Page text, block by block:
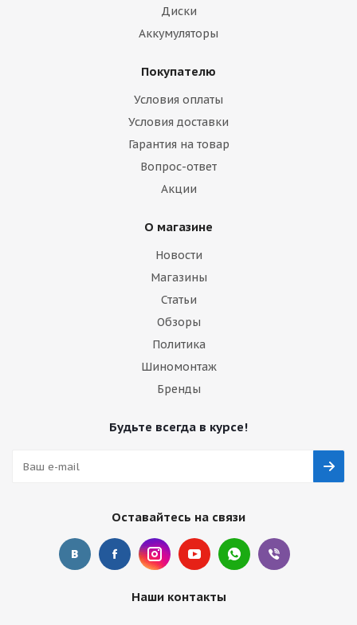
Диски
Аккумуляторы
Покупателю
Условия оплаты
Условия доставки
Гарантия на товар
Вопрос-ответ
Акции
О магазине
Новости
Магазины
Статьи
Обзоры
Политика
Шиномонтаж
Бренды
Будьте всегда в курсе!
Оставайтесь на связи
Наши контакты